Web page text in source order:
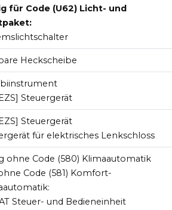
für Code (U62) Licht- und
Heckscheibe
Steuergerät
Steuergerät
für elektrisches Lenkschloss
ohne Code (580) Klimaautomatik
Code (581) Komfort-
Steuer- und Bedieneinheit